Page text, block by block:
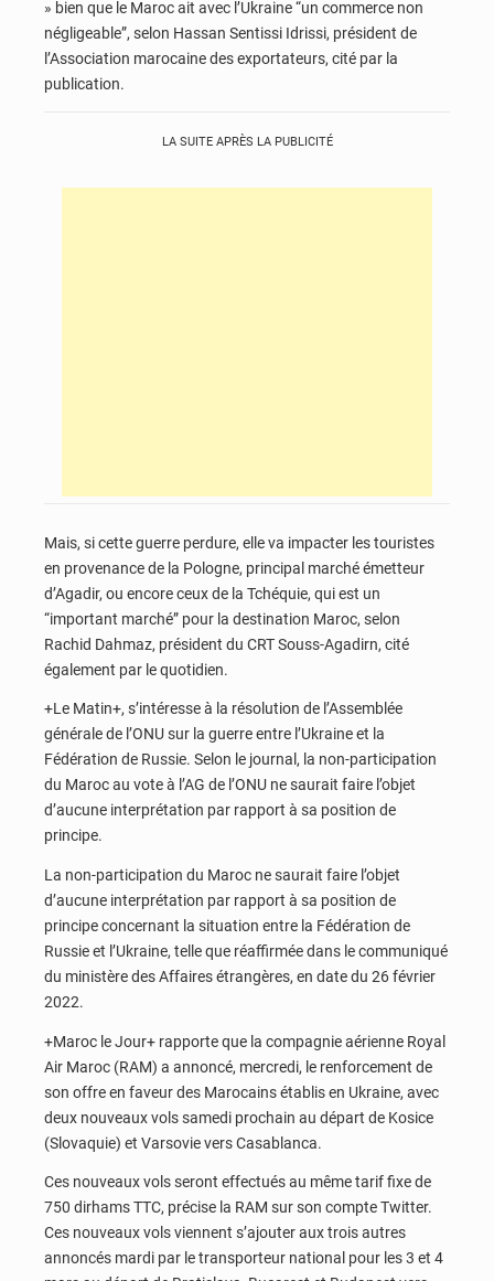
» bien que le Maroc ait avec l’Ukraine “un commerce non
négligeable”, selon Hassan Sentissi Idrissi, président de
l’Association marocaine des exportateurs, cité par la
publication.
LA SUITE APRÈS LA PUBLICITÉ
Mais, si cette guerre perdure, elle va impacter les touristes
en provenance de la Pologne, principal marché émetteur
d’Agadir, ou encore ceux de la Tchéquie, qui est un
“important marché” pour la destination Maroc, selon
Rachid Dahmaz, président du CRT Souss-Agadirn, cité
également par le quotidien.
+Le Matin+, s’intéresse à la résolution de l’Assemblée
générale de l’ONU sur la guerre entre l’Ukraine et la
Fédération de Russie. Selon le journal, la non-participation
du Maroc au vote à l’AG de l’ONU ne saurait faire l’objet
d’aucune interprétation par rapport à sa position de
principe.
La non-participation du Maroc ne saurait faire l’objet
d’aucune interprétation par rapport à sa position de
principe concernant la situation entre la Fédération de
Russie et l’Ukraine, telle que réaffirmée dans le communiqué
du ministère des Affaires étrangères, en date du 26 février
2022.
+Maroc le Jour+ rapporte que la compagnie aérienne Royal
Air Maroc (RAM) a annoncé, mercredi, le renforcement de
son offre en faveur des Marocains établis en Ukraine, avec
deux nouveaux vols samedi prochain au départ de Kosice
(Slovaquie) et Varsovie vers Casablanca.
Ces nouveaux vols seront effectués au même tarif fixe de
750 dirhams TTC, précise la RAM sur son compte Twitter.
Ces nouveaux vols viennent s’ajouter aux trois autres
annoncés mardi par le transporteur national pour les 3 et 4